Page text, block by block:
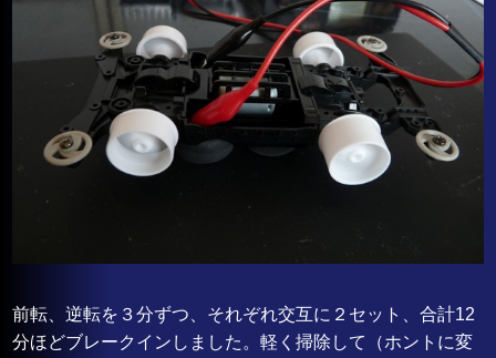
前転、逆転を３分ずつ、それぞれ交互に２セット、合計12
分ほどブレークインしました。軽く掃除して（ホントに変